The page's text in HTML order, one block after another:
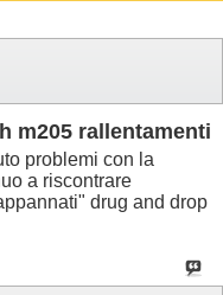
m205 rallentamenti
problemi con la
a riscontrare
drug and drop